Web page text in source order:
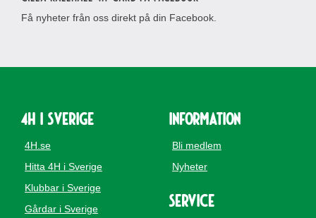
Få nyheter från oss direkt på din Facebook.
4H i Sverige
4H.se
Hitta 4H i Sverige
Klubbar i Sverige
Gårdar i Sverige
Information
Bli medlem
Nyheter
Service